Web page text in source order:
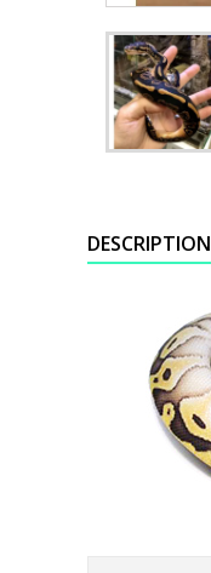
DESCRIPTION